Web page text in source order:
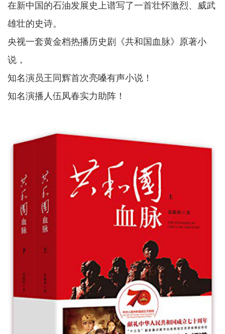
在新中国的石油发展史上谱写了一首壮怀激烈、威武
雄壮的史诗。
央视一套黄金档热播历史剧《共和国血脉》原著小
说，
知名演员王同辉首次亮嗓有声小说！
知名演播人伍凤春实力助阵！